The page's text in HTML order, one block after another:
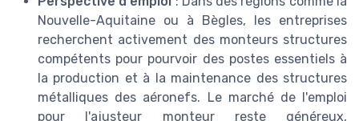
Nouvelle-Aquitaine ou à Bègles, les entreprises
recherchent activement des monteurs structures
compétents pour pourvoir des postes essentiels à
la production et à la maintenance des structures
métalliques des aéronefs. Le marché de l'emploi
pour l'ajusteur monteur reste généreux,